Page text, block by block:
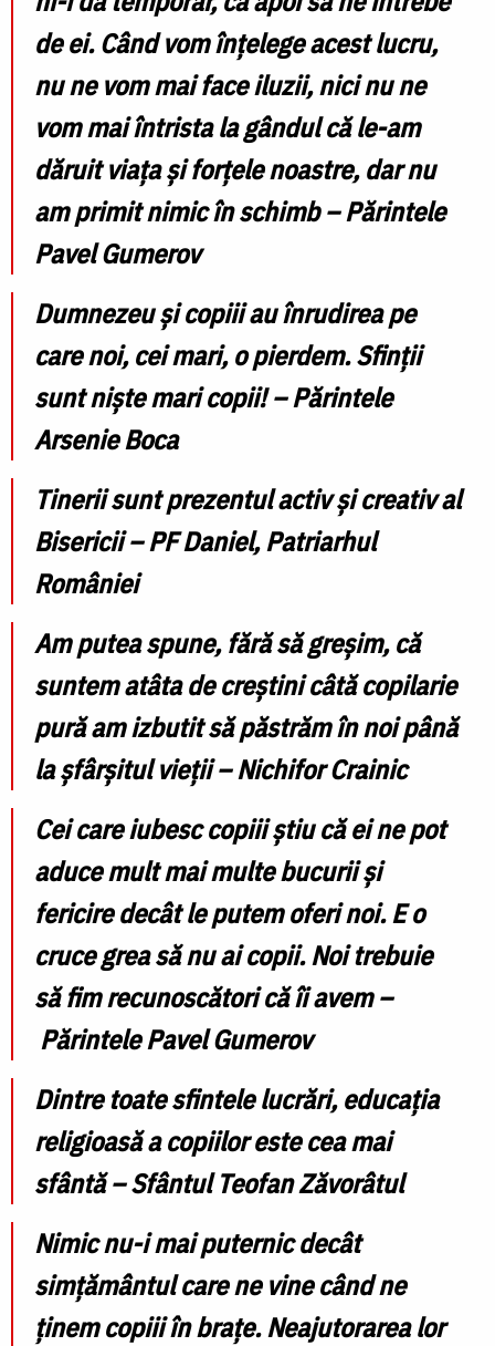
de ei. Când vom înțelege acest lucru,
nu ne vom mai face iluzii, nici nu ne
vom mai întrista la gândul că le-am
dăruit viața și forțele noastre, dar nu
am primit nimic în schimb – Părintele
Pavel Gumerov
Dumnezeu şi copiii au înrudirea pe
care noi, cei mari, o pierdem. Sfinţii
sunt nişte mari copii! – Părintele
Arsenie Boca
Tinerii sunt prezentul activ și creativ al
Bisericii – PF Daniel, Patriarhul
României
Am putea spune, fără să greșim, că
suntem atâta de creștini câtă copilarie
pură am izbutit să păstrăm în noi până
la șfârșitul vieții – Nichifor Crainic
Cei care iubesc copiii ştiu că ei ne pot
aduce mult mai multe bucurii şi
fericire decât le putem oferi noi. E o
cruce grea să nu ai copii. Noi trebuie
să fim recunoscători că îi avem –
Părintele Pavel Gumerov
Dintre toate sfintele lucrări, educaţia
religioasă a copiilor este cea mai
sfântă – Sfântul Teofan Zăvorâtul
Nimic nu-i mai puternic decât
simţământul care ne vine când ne
ţinem copiii în braţe. Neajutorarea lor